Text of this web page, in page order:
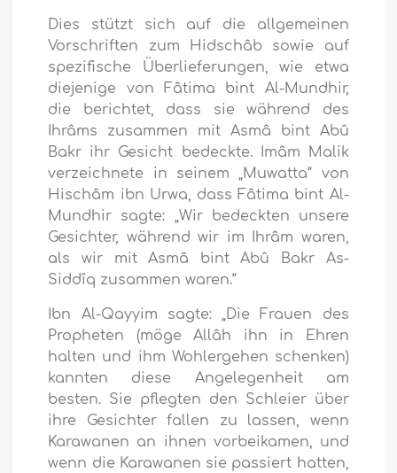
Dies stützt sich auf die allgemeinen
Vorschriften zum Hidschâb sowie auf
spezifische Überlieferungen, wie etwa
diejenige von Fâtima bint Al-Mundhir,
die berichtet, dass sie während des
Ihrâms zusammen mit Asmâ bint Abû
Bakr ihr Gesicht bedeckte. Imâm Malik
verzeichnete in seinem „Muwatta“ von
Hischâm ibn Urwa, dass Fâtima bint Al-
Mundhir sagte: „Wir bedeckten unsere
Gesichter, während wir im Ihrâm waren,
als wir mit Asmâ bint Abû Bakr As-
Siddîq zusammen waren.“
Ibn Al-Qayyim sagte: „Die Frauen des
Propheten (möge Allâh ihn in Ehren
halten und ihm Wohlergehen schenken)
kannten diese Angelegenheit am
besten. Sie pflegten den Schleier über
ihre Gesichter fallen zu lassen, wenn
Karawanen an ihnen vorbeikamen, und
wenn die Karawanen sie passiert hatten,